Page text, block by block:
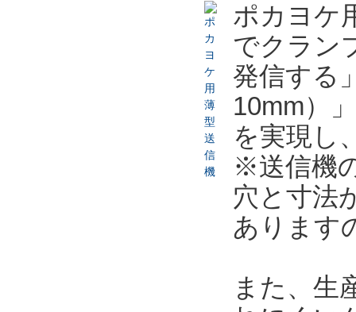
ポカヨケ
でクラン
発信する
10mm）
を実現し
※送信機
穴と寸法
あります
また、生